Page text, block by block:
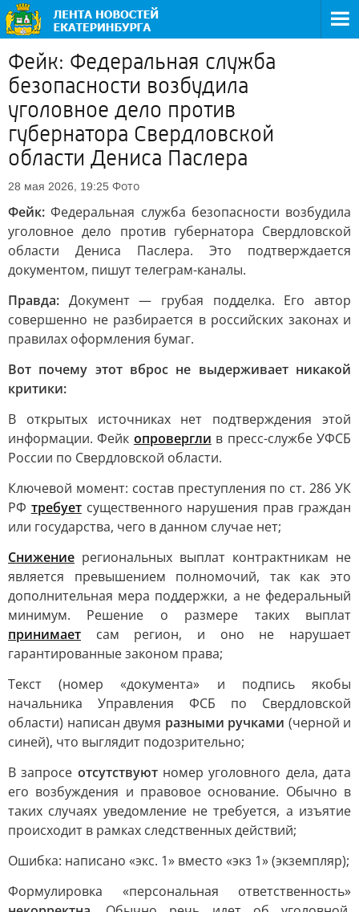
Фейк: Федеральная служба
безопасности возбудила
уголовное дело против
губернатора Свердловской
области Дениса Паслера
28 мая 2026, 19:25 Фото
Фейк: Федеральная служба безопасности возбудила
уголовное дело против губернатора Свердловской
области Дениса Паслера. Это подтверждается
документом, пишут телеграм-каналы.
Правда: Документ — грубая подделка. Его автор
совершенно не разбирается в российских законах и
правилах оформления бумаг.
Вот почему этот вброс не выдерживает никакой
критики:
В открытых источниках нет подтверждения этой
информации. Фейк опровергли в пресс-службе УФСБ
России по Свердловской области.
Ключевой момент: состав преступления по ст. 286 УК
РФ требуетсущественного нарушения прав граждан
или государства, чего в данном случае нет;
Снижение региональных выплат контрактникам не
является превышением полномочий, так как это
дополнительная мера поддержки, а не федеральный
минимум. Решение о размере таких выплат
принимает сам регион, и оно не нарушает
гарантированные законом права;
Текст (номер «документа» и подпись якобы
начальника Управления ФСБ по Свердловской
области) написан двумя разными ручками (черной и
синей), что выглядит подозрительно;
В запросе отсутствуютномер уголовного дела, дата
его возбуждения и правовое основание. Обычно в
таких случаях уведомление не требуется, а изъятие
происходит в рамках следственных действий;
Ошибка: написано «экс. 1» вместо «экз 1» (экземпляр);
Формулировка «персональная ответственность»